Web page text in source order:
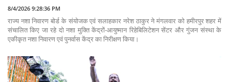
8/4/2026 9:28:36 PM
राज्य नशा निवारण बोर्ड के संयोजक एवं सलाहकार नरेश ठाकुर ने मंगलवार को हमीरपुर शहर में
संचालित किए जा रहे दो नशा मुक्ति केंद्रों-आयुष्मान रिहेबिलिटेशन सेंटर और गुंजन संस्था के
एकीकृत नशा निवारण एवं पुनर्वास केंद्र का निरीक्षण किया।